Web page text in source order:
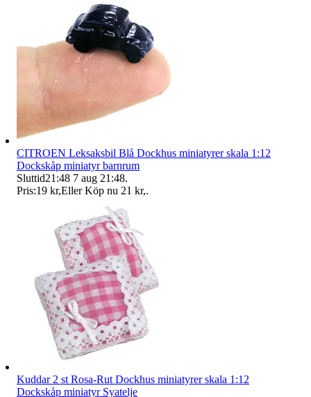
CITROEN Leksaksbil Blå Dockhus miniatyrer skala 1:12
Dockskåp miniatyr barnrum
Sluttid21:48 7 aug 21:48.
Pris:19 kr,Eller Köp nu 21 kr,.
Kuddar 2 st Rosa-Rut Dockhus miniatyrer skala 1:12
Dockskåp miniatyr Syatelje